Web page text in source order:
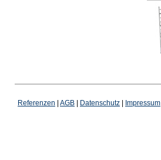
Referenzen AGB Datenschutz Impressum